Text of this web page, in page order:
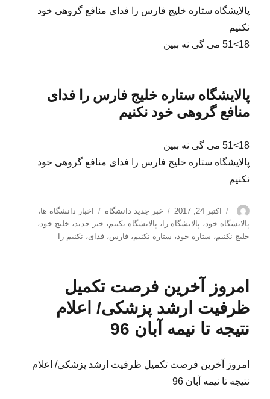
پالایشگاه ستاره خلیج فارس را فدای منافع گروهی خود
نکنیم
18>51 می گی نه ببین
پالایشگاه ستاره خلیج فارس را فدای
منافع گروهی خود نکنیم
18>51 می گی نه ببین
پالایشگاه ستاره خلیج فارس را فدای منافع گروهی خود
نکنیم
نویسنده
ارسال
شده
در
اکتبر 24, 2017 دسته‌ها
خبر جدید دانشگاه برچسب‌ها
اخبار دانشگاه ها،
پالایشگاه خود، پالایشگاه را ، پالایشگاه نکنیم، خبر جدید، خلیج خود،
خلیج نکنیم، ستاره خود، ستاره نکنیم،فارس،فدای، نکنیم را
امروز آخرین فرصت تکمیل
ظرفیت ارشد پزشکی/ اعلام
نتیجه تا نیمه آبان 96
امروز آخرین فرصت تکمیل ظرفیت ارشد پزشکی/ اعلام
نتیجه تا نیمه آبان 96